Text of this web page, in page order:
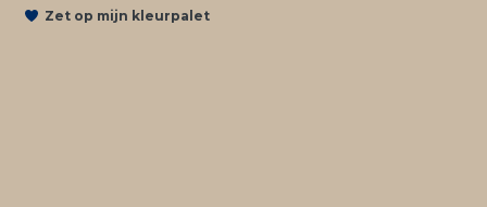
Zet op mijn kleurpalet